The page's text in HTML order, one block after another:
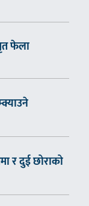
फेला
र दुई छोराको